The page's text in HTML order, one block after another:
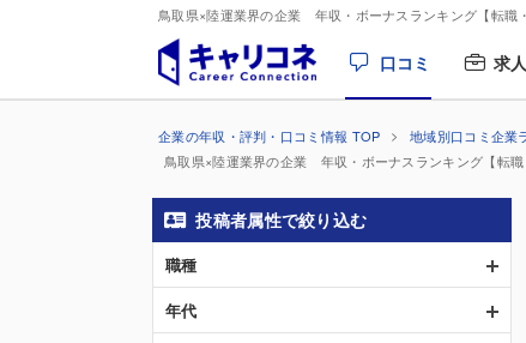
鳥取県×陸運業界の企業 年収・ボーナスランキング【転職
口コミ 求人
企業の年収・評判・口コミ情報 TOP 地域別口コミ企業
鳥取県×陸運業界の企業 年収・ボーナスランキング【転職
投稿者属性で絞り込む
職種
年代